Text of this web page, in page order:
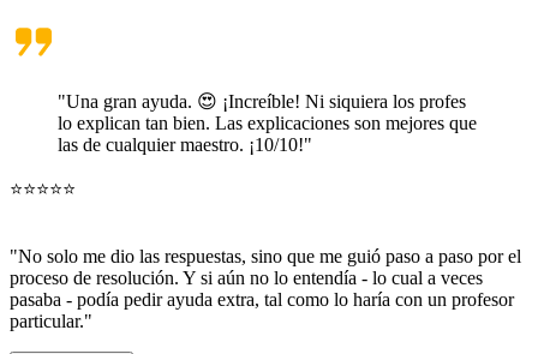
"Una gran ayuda. 😍 ¡Increíble! Ni siquiera los profes
lo explican tan bien. Las explicaciones son mejores que
las de cualquier maestro. ¡10/10!"
⭐⭐⭐⭐⭐
"No solo me dio las respuestas, sino que me guió paso a paso por el
proceso de resolución. Y si aún no lo entendía - lo cual a veces
pasaba - podía pedir ayuda extra, tal como lo haría con un profesor
particular."